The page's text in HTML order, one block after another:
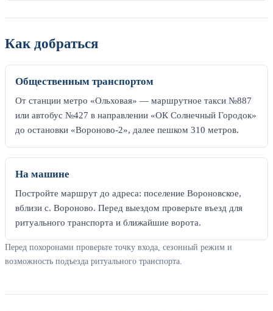
Как добраться
Общественным транспортом
От станции метро «Ольховая» — маршрутное такси №887
или автобус №427 в направлении «ОК Солнечный Городок»
до остановки «Вороново-2», далее пешком 310 метров.
На машине
Постройте маршрут до адреса: поселение Вороновское,
вблизи с. Вороново. Перед выездом проверьте въезд для
ритуального транспорта и ближайшие ворота.
Перед похоронами проверьте точку входа, сезонный режим и
возможность подъезда ритуального транспорта.